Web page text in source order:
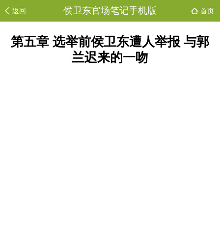
返回 侯卫东官场笔记手机版 首页
第五章 选举前侯卫东遭人举报 与郭
兰迟来的一吻